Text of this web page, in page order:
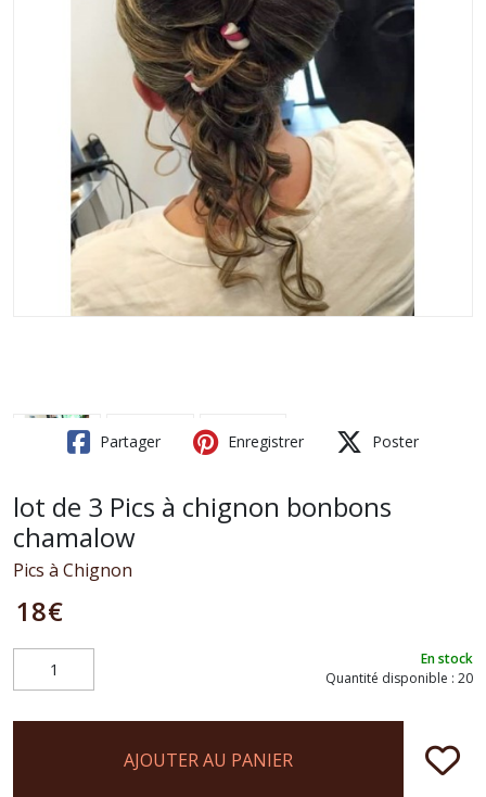
Partager Enregistrer Poster
lot de 3 Pics à chignon bonbons
chamalow
Pics à Chignon
18€
En stock
Quantité disponible : 20
AJOUTER AU PANIER